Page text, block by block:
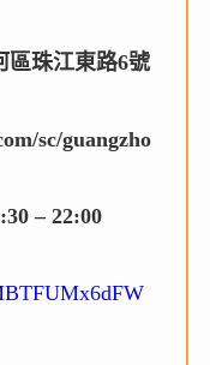
區珠江東路6號
sc/guangzho
– 22:00